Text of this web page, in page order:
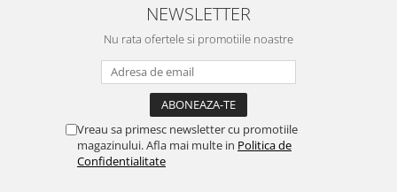
NEWSLETTER
Nu rata ofertele si promotiile noastre
Vreau sa primesc newsletter cu promotiile
magazinului. Afla mai multe in Politica de
Confidentialitate